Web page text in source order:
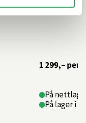
1 299,– per
På
På lager i